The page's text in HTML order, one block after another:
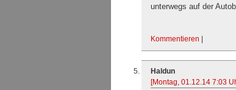
unterwegs auf der
Kommentieren |
Haldun
[Montag, 01.12.14 7:03